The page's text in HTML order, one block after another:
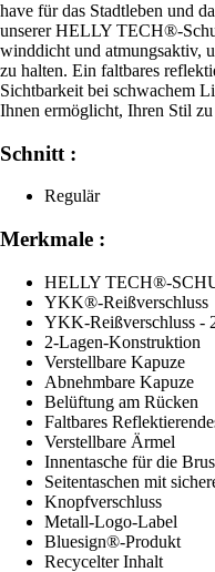
have für das Stadtleben und
unserer HELLY TECH®-
winddicht und atmungsaktiv,
zu halten. Ein faltbares
Sichtbarkeit bei schwachem
Ihnen ermöglicht, Ihren Stil zu
Schnitt :
Regulär
Merkmale :
HELLY TECH®-
YKK®-Reißverschluss
YKK-Reißverschluss -
2-Lagen-Konstruktion
Verstellbare Kapuze
Abnehmbare Kapuze
Belüftung am Rücken
Faltbares
Verstellbare Ärmel
Innentasche für die
Seitentaschen mit
Knopfverschluss
Metall-Logo-Label
Bluesign®-Produkt
Recycelter Inhalt